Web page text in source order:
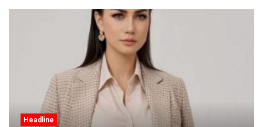
Headline